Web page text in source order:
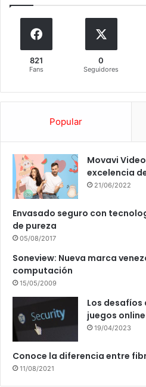
821
Fans
0
Seguidores
Popular
Movavi
excelencia
21/06/2022
Envasado seguro con
de pureza
05/08/2017
Soneview: Nueva marca
computación
15/05/2009
Los desafíos
juegos online
19/04/2023
Conoce la diferencia entre
11/08/2021